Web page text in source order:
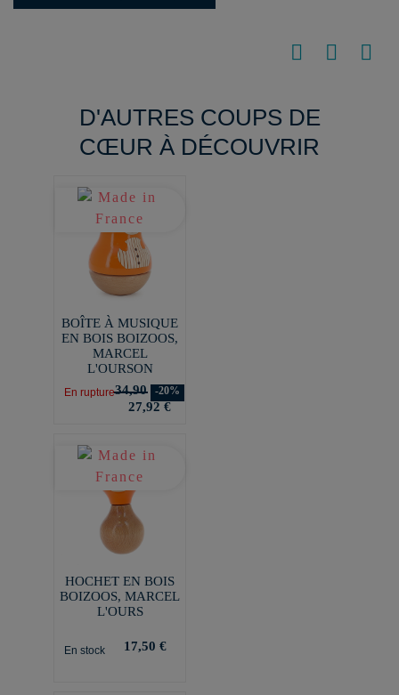
D'AUTRES COUPS DE
CŒUR À DÉCOUVRIR
BOÎTE À MUSIQUE
EN BOIS BOIZOOS,
MARCEL
L'OURSON
En rupture34,90 -20%
27,92 €
HOCHET EN BOIS
BOIZOOS, MARCEL
L'OURS
En stock 17,50 €